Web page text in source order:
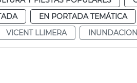
EN PORTADA TEMÁTICA
VICENT LLIMERA